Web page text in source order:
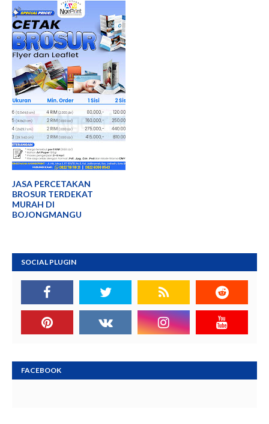
JASA PERCETAKAN
BROSUR TERDEKAT
MURAH DI
BOJONGMANGU
SOCIAL PLUGIN
FACEBOOK